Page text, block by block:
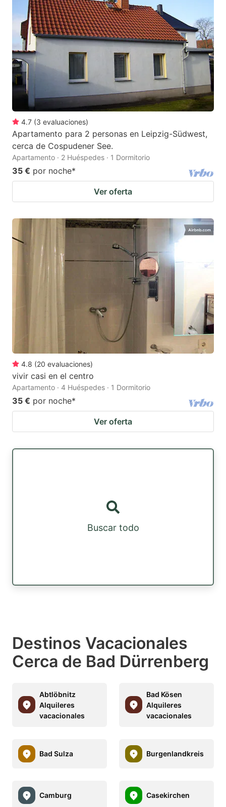
4.7 (3 evaluaciones)
Apartamento para 2 personas en Leipzig-Südwest,
cerca de Cospudener See.
Apartamento · 2 Huéspedes · 1 Dormitorio
35 € por noche*
Ver oferta
4.8 (20 evaluaciones)
vivir casi en el centro
Apartamento · 4 Huéspedes · 1 Dormitorio
35 € por noche*
Ver oferta
Buscar todo
Destinos Vacacionales
Cerca de Bad Dürrenberg
Abtlöbnitz
Alquileres
vacacionales
Bad Kösen
Alquileres
vacacionales
Bad Sulza Burgenlandkreis
Camburg Casekirchen